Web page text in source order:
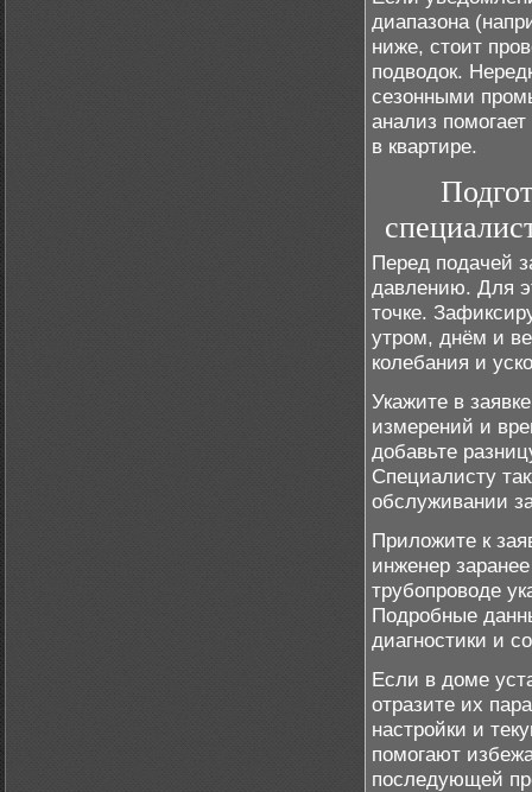
диапазона
ниже, стоит
подводок.
сезонными
анализ
в квартире.
Перед подачей
давлению. Для
точке.
утром, днём и
колебания и
Укажите в
измерений и
добавьте
Специалисту
обслуживании
Приложите к
инженер
трубопроводе
Подробные
диагностики и
Если в доме
отразите их
настройки и
помогают
последующей